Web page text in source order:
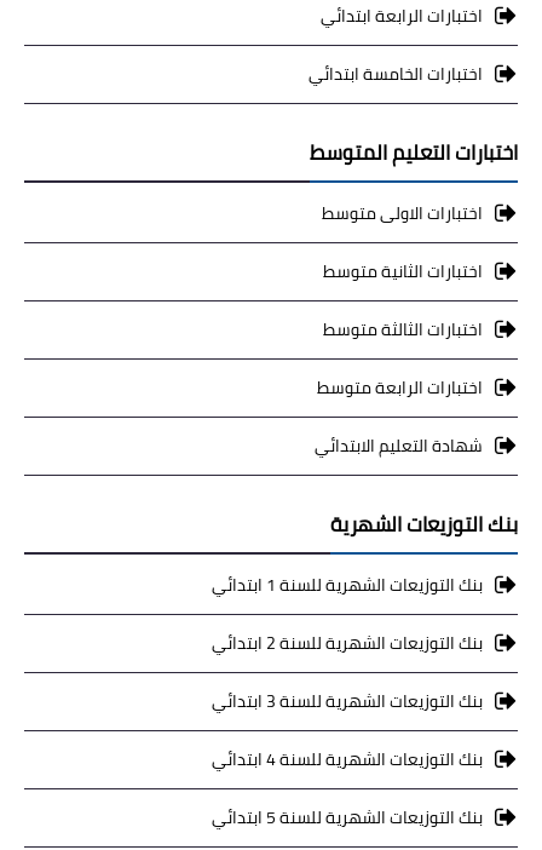
اختبارات الرابعة ابتدائي
اختبارات الخامسة ابتدائي
اختبارات التعليم المتوسط
اختبارات الاولى متوسط
اختبارات الثانية متوسط
اختبارات الثالثة متوسط
اختبارات الرابعة متوسط
شهادة التعليم الابتدائي
بنك التوزيعات الشهرية
بنك التوزيعات الشهرية للسنة 1 ابتدائي
بنك التوزيعات الشهرية للسنة 2 ابتدائي
بنك التوزيعات الشهرية للسنة 3 ابتدائي
بنك التوزيعات الشهرية للسنة 4 ابتدائي
بنك التوزيعات الشهرية للسنة 5 ابتدائي